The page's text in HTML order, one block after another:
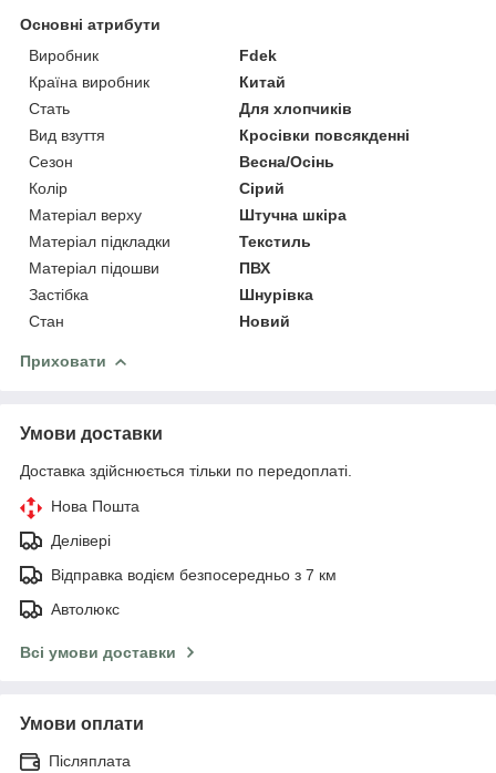
Основні атрибути
Виробник
Fdek
Країна виробник
Китай
Стать
Для хлопчиків
Вид взуття
Кросівки повсякденні
Сезон
Весна/Осінь
Колір
Сірий
Матеріал верху
Штучна шкіра
Матеріал підкладки
Текстиль
Матеріал підошви
ПВХ
Застібка
Шнурівка
Стан
Новий
Приховати
Умови доставки
Доставка здійснюється тільки по передоплаті.
Нова Пошта
Делівері
Відправка водієм безпосередньо з 7 км
Автолюкс
Всі умови доставки
Умови оплати
Післяплата